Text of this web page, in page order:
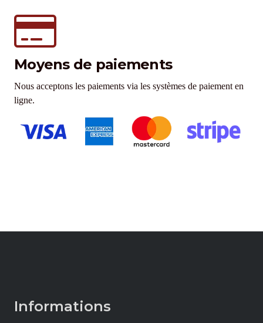
Moyens de paiements
Nous acceptons les paiements via les systèmes de paiement en
ligne.
Informations